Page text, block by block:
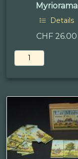
Myriorama
Details
CHF 26.00